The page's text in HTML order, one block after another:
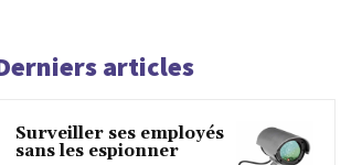
articles
Surveiller ses employés
sans les espionner